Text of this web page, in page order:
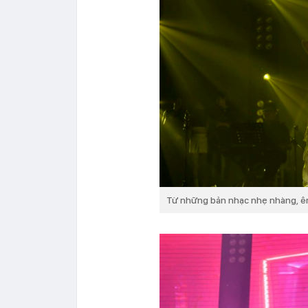
Từ những bản nhạc nhẹ nhàng,